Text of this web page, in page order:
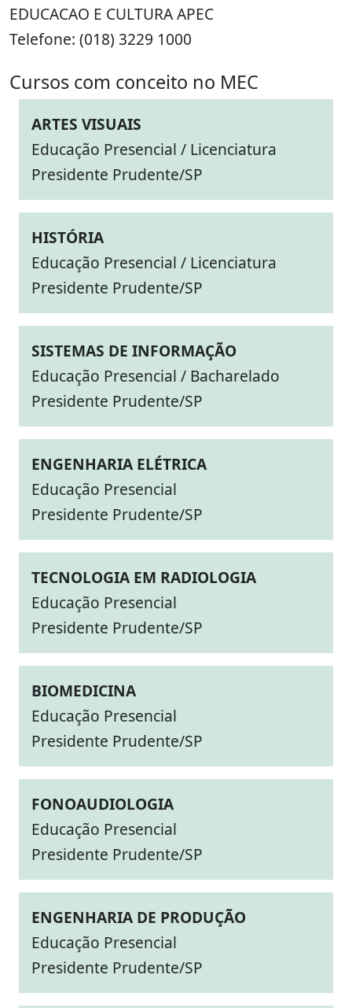
EDUCACAO E CULTURA APEC
Telefone: (018) 3229 1000
Cursos com conceito no MEC
ARTES VISUAIS
Educação Presencial / Licenciatura
Presidente Prudente/SP
HISTÓRIA
Educação Presencial / Licenciatura
Presidente Prudente/SP
SISTEMAS DE INFORMAÇÃO
Educação Presencial / Bacharelado
Presidente Prudente/SP
ENGENHARIA ELÉTRICA
Educação Presencial
Presidente Prudente/SP
TECNOLOGIA EM RADIOLOGIA
Educação Presencial
Presidente Prudente/SP
BIOMEDICINA
Educação Presencial
Presidente Prudente/SP
FONOAUDIOLOGIA
Educação Presencial
Presidente Prudente/SP
ENGENHARIA DE PRODUÇÃO
Educação Presencial
Presidente Prudente/SP